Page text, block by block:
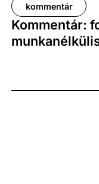
kommentár
Kommentár: